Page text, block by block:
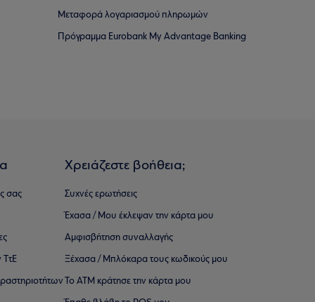
Μεταφορά λογαριασμού πληρωμών
Πρόγραμμα Eurobank My Advantage Banking
σας
ΤτΕ
Χρειάζεστε βοήθεια;
Συχνές ερωτήσεις
Έχασα / Μου έκλεψαν την κάρτα μου
Αμφισβήτηση συναλλαγής
Ξέχασα / Μπλόκαρα τους κωδικούς μου
Το ΑΤΜ κράτησε την κάρτα μου